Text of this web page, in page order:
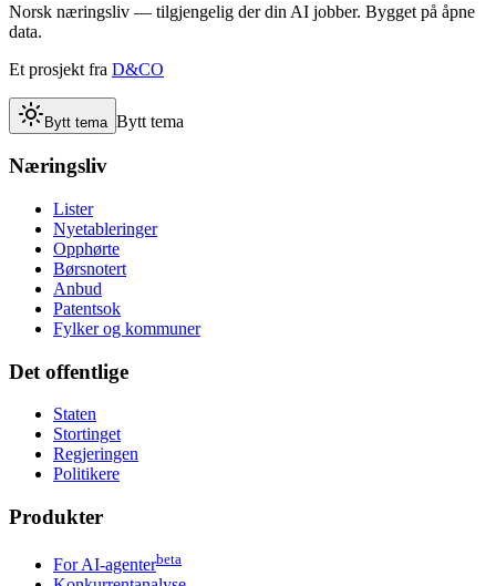
Norsk næringsliv — tilgjengelig der din AI jobber. Bygget på åpne
data.
Et prosjekt fra D&CO
Bytt tema Bytt tema
Næringsliv
Lister
Nyetableringer
Opphørte
Børsnotert
Anbud
Patentsok
Fylker og kommuner
Det offentlige
Staten
Stortinget
Regjeringen
Politikere
Produkter
For AI-agenterbeta